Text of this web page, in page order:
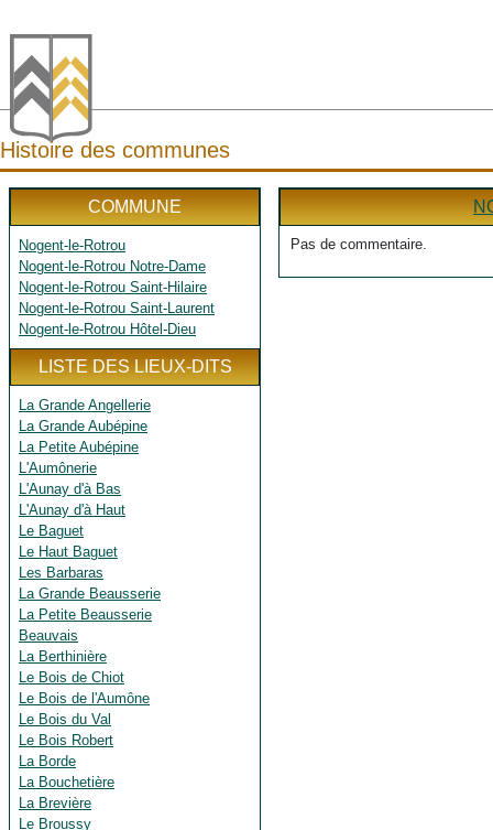
Histoire des communes
COMMUNE
Nogent-le-Rotrou
Nogent-le-Rotrou Notre-Dame
Nogent-le-Rotrou Saint-Hilaire
Nogent-le-Rotrou Saint-Laurent
Nogent-le-Rotrou Hôtel-Dieu
LISTE DES LIEUX-DITS
La Grande Angellerie
La Grande Aubépine
La Petite Aubépine
L'Aumônerie
L'Aunay d'à Bas
L'Aunay d'à Haut
Le Baguet
Le Haut Baguet
Les Barbaras
La Grande Beausserie
La Petite Beausserie
Beauvais
La Berthinière
Le Bois de Chiot
Le Bois de l'Aumône
Le Bois du Val
Le Bois Robert
La Borde
La Bouchetière
La Brevière
Le Broussy
Pas de commentaire.